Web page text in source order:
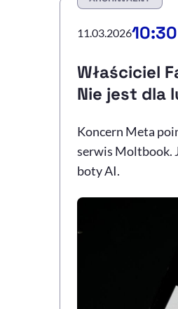
11.03.202610:30
Właściciel
Nie jest dla
Koncern Meta
serwis Moltbook.
boty AI.